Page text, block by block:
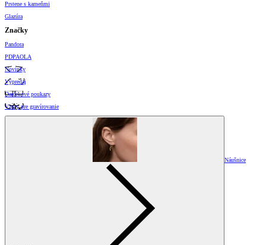
Prstene s kameňmi
Glazúra
Značky
Pandora
PDPAOLA
Novinky
Výpredaj
Darčekové poukazy
Vzory pre gravírovanie
Náušnice